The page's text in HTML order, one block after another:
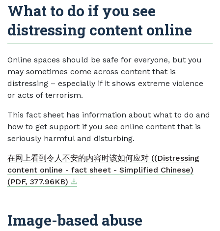
What to do if you see
distressing content online
Online spaces should be safe for everyone, but you
may sometimes come across content that is
distressing – especially if it shows extreme violence
or acts of terrorism.
This fact sheet has information about what to do and
how to get support if you see online content that is
seriously harmful and disturbing.
在网上看到令人不安的内容时该如何应对 ((Distressing
content online - fact sheet - Simplified Chinese)
(PDF, 377.96KB) Download
External link
Image-based abuse